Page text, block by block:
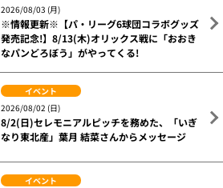
2026/08/03 (月)
※情報更新※【パ・リーグ6球団コラボグッズ
発売記念!】8/13(木)オリックス戦に「おおき
なパンどろぼう」がやってくる!
イベント
2026/08/02 (日)
8/2(日)セレモニアルピッチを務めた、「いぎ
なり東北産」葉月 結菜さんからメッセージ
イベント